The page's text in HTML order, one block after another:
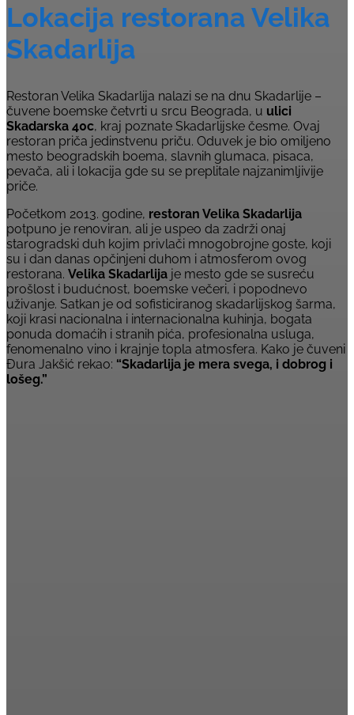
Lokacija restorana Velika
Skadarlija
Restoran Velika Skadarlija nalazi se na dnu Skadarlije –
čuvene boemske četvrti u srcu Beograda, u ulici
Skadarska 40c, kraj poznate Skadarlijske česme. Ovaj
restoran priča jedinstvenu priču. Oduvek je bio omiljeno
mesto beogradskih boema, slavnih glumaca, pisaca,
pevača, ali i lokacija gde su se preplitale najzanimljivije
priče.
Početkom 2013. godine, restoran Velika Skadarlija
potpuno je renoviran, ali je uspeo da zadrži onaj
starogradski duh kojim privlači mnogobrojne goste, koji
su i dan danas opčinjeni duhom i atmosferom ovog
restorana. Velika Skadarlija je mesto gde se susreću
prošlost i budućnost, boemske večeri, i popodnevo
uživanje. Satkan je od sofisticiranog skadarlijskog šarma,
koji krasi nacionalna i internacionalna kuhinja, bogata
ponuda domaćih i stranih pića, profesionalna usluga,
fenomenalno vino i krajnje topla atmosfera. Kako je čuveni
Đura Jakšić rekao: “Skadarlija je mera svega, i dobrog i
lošeg.”